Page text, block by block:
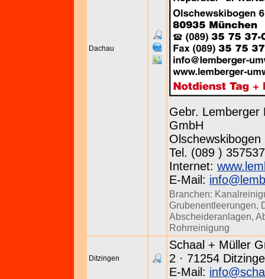
Dachau
Gebr. Lemberger
GmbH
Olschewskibogen
Tel. (089 )
Internet:
E-Mail:
Branchen:
Grubenentleerungen,
Abscheideranlagen,
Rohrreinigung
Ditzingen
Schaal + Müller
2 · 71254
E-Mail: